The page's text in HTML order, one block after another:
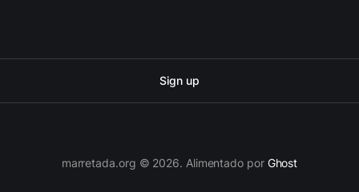
Sign up
marretada.org © 2026. Alimentado por Ghost